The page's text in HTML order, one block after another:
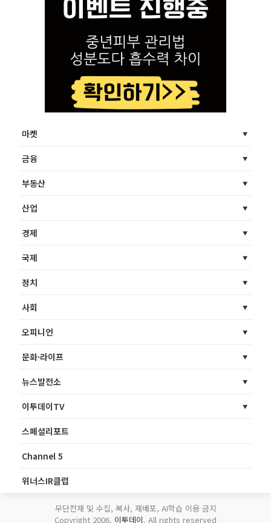
마켓
금융
부동산
산업
경제
국제
정치
사회
오피니언
문화·라이프
뉴스발전소
이투데이TV
스페셜리포트
Channel 5
위너스IR클럽
무단전재 및 수집, 복사, 재배포, AI학습 이용 금지
Copyright 2006. 이투데이. All rights reserved